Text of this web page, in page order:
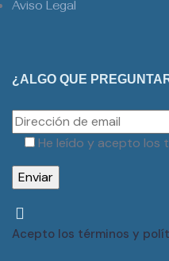
Aviso Legal
¿ALGO QUE
He leído y acepto los
Acepto los términos y